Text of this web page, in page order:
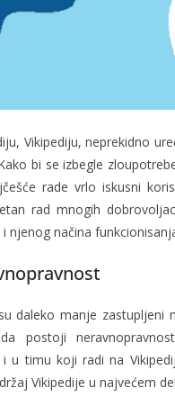
Vikipediju, neprekidno
bi se izbegle
rade vrlo iskusni
rad mnogih
i njenog načina
daleko manje
postoji
i u timu koji radi na
Vikipedije u najvećem